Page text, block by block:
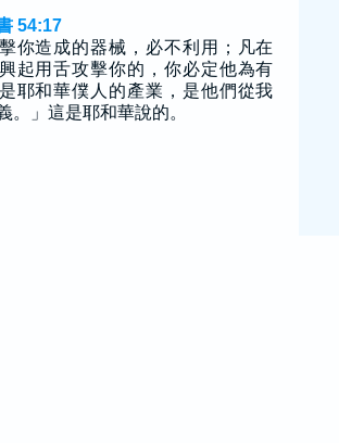
54:17
你造成的器械，必不利用；凡在
起用舌攻擊你的，你必定他為有
耶和華僕人的產業，是他們從我
。」這是耶和華說的。